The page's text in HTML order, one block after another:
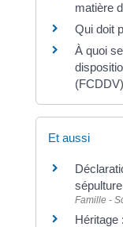
matière
Qui doit
À quoi
Et aussi
sépulture
Famille -
Héritage